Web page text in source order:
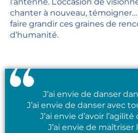
chanter à nouveau,
faire grandir ces graines de
d’humanité.
J’ai envie de danser
J’ai envie de danser avec
J’ai envie d’avoir
J’ai envie de maîtriser